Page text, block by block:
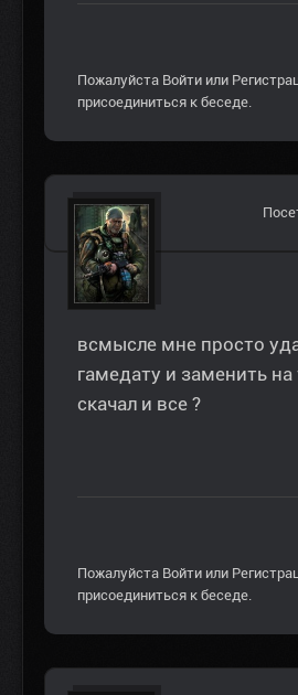
Пожалуйста Войти или
присоединиться к беседе.
всмысле мне просто
гамедату и заменить
скачал и все ?
Пожалуйста Войти или
присоединиться к беседе.